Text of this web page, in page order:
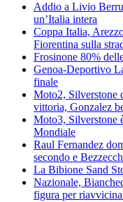
Addio a Livio
un’Italia intera
Coppa Italia,
Fiorentina sulla
Frosinone 80%
Genoa-Deportivo
finale
Moto2, Silverstone
vittoria, Gonzalez
Moto3, Silverstone
Mondiale
Raul Fernandez
secondo e
La Bibione Sand
Nazionale,
figura per